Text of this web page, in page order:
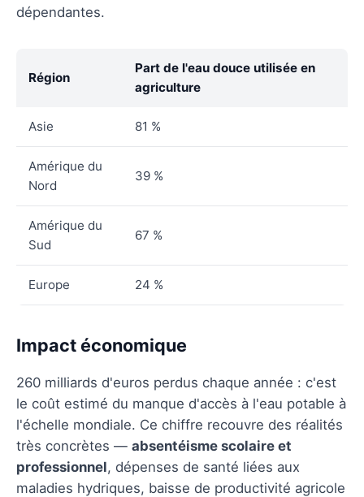
dépendantes.
Région
Part de l'eau douce utilisée en
agriculture
Asie 81 %
Amérique du
Nord
39 %
Amérique du
Sud
67 %
Europe 24 %
Impact économique
260 milliards d'euros perdus chaque année : c'est
le coût estimé du manque d'accès à l'eau potable à
l'échelle mondiale. Ce chiffre recouvre des réalités
très concrètes — absentéisme scolaire et
professionnel, dépenses de santé liées aux
maladies hydriques, baisse de productivité agricole